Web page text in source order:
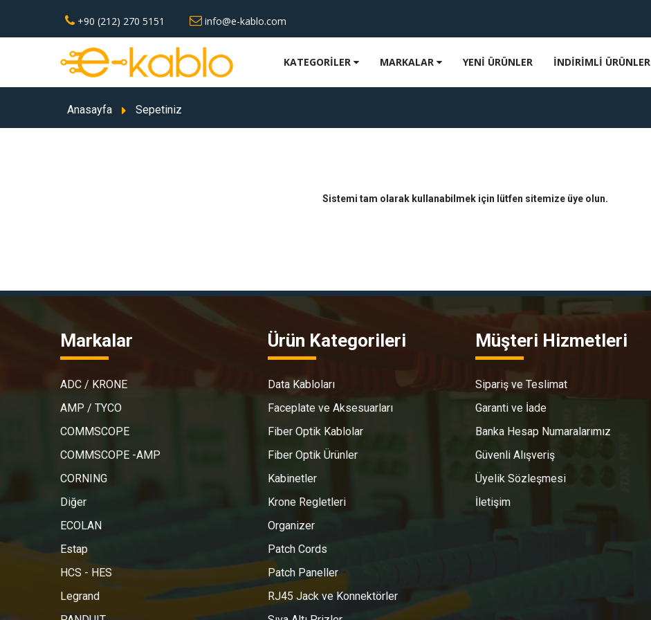
+90 (212) 270 5151 info@e-kablo.com
KATEGORİLER MARKALAR YENİ ÜRÜNLER İNDİRİMLİ ÜRÜNLER
Anasayfa Sepetiniz
Sistemi tam olarak kullanabilmek için lütfen sitemize üye olun.
Markalar
ADC / KRONE
AMP / TYCO
COMMSCOPE
COMMSCOPE -AMP
CORNING
Diğer
ECOLAN
Estap
HCS - HES
Legrand
Ürün Kategorileri
Data Kabloları
Faceplate ve Aksesuarları
Fiber Optik Kablolar
Fiber Optik Ürünler
Kabinetler
Krone Regletleri
Organizer
Patch Cords
Patch Paneller
RJ45 Jack ve Konnektörler
Müşteri Hizmetleri
Sipariş ve Teslimat
Garanti ve İade
Banka Hesap Numaralarımız
Güvenli Alışveriş
Üyelik Sözleşmesi
İletişim